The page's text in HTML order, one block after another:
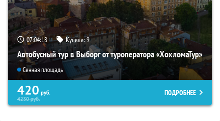
07:04:17 Купили:9
Автобусный тур в Выборг от туроператора «ХохломаТур»
Сенная площадь
420 руб.
4230руб.
ПОДРОБНЕЕ